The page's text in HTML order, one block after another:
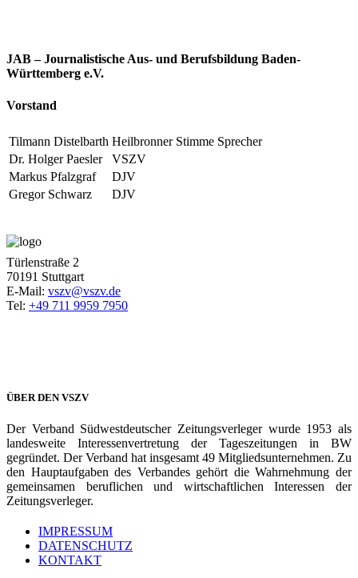
JAB – Journalistische Aus- und Berufsbildung Baden-
Württemberg e.V.
Vorstand
Tilmann Distelbarth Heilbronner Stimme Sprecher
Dr. Holger Paesler
VSZV
Markus Pfalzgraf
DJV
Gregor Schwarz
DJV
Türlenstraße 2
70191 Stuttgart
E-Mail: vszv@vszv.de
Tel: +49 711 9959 7950
ÜBER DEN VSZV
Der Verband Südwestdeutscher Zeitungsverleger wurde 1953 als
landesweite Interessenvertretung der Tageszeitungen in BW
gegründet. Der Verband hat insgesamt 49 Mitgliedsunternehmen. Zu
den Hauptaufgaben des Verbandes gehört die Wahrnehmung der
gemeinsamen beruflichen und wirtschaftlichen Interessen der
Zeitungsverleger.
IMPRESSUM
DATENSCHUTZ
KONTAKT